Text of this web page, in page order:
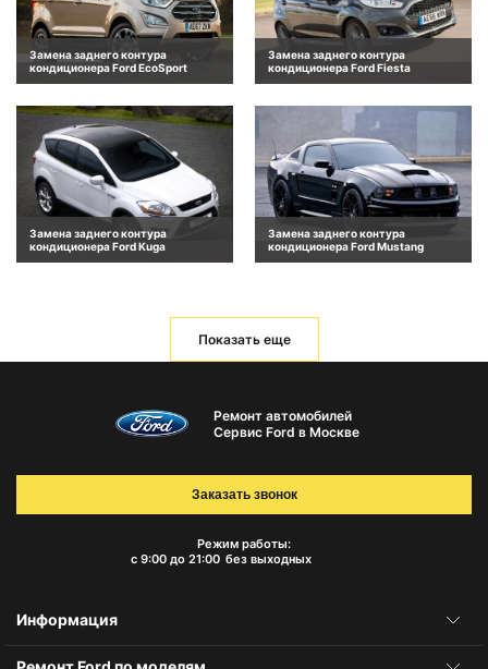
Замена заднего контура
кондиционера Ford EcoSport
Замена заднего контура
кондиционера Ford Fiesta
Замена заднего контура
кондиционера Ford Kuga
Замена заднего контура
кондиционера Ford Mustang
Показать еще
Ремонт автомобилей
Сервис Ford в Москве
Режим работы:
с 9:00 до 21:00 без выходных
Заказать звонок
Информация